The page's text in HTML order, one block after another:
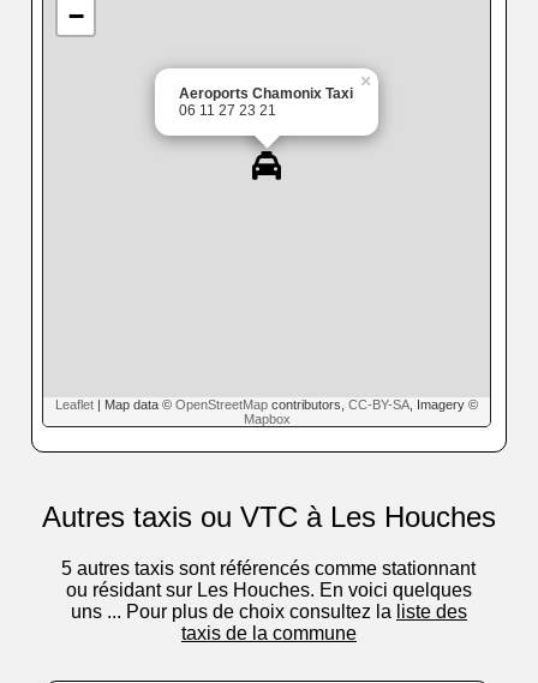
Aeroports Chamonix Taxi
06 11 27 23 21
×
−
Leaflet | Map data © OpenStreetMap contributors, CC-BY-SA , Imagery ©
Mapbox
Autres taxis ou VTC à Les Houches
5 autres taxis sont référencés comme stationnant
ou résidant sur Les Houches. En voici quelques
uns ... Pour plus de choix consultez la liste des
taxis de la commune